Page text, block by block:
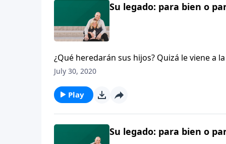
Su legado: para bien o
¿Qué heredarán sus hijos? Quizá le viene a
importante que usted le dejará a la próxima
hijos. Alguien dijo que con demasiada
escribirán en nuestras lápidas. Dentro de
July 30, 2020
Play
Su legado: para bien o